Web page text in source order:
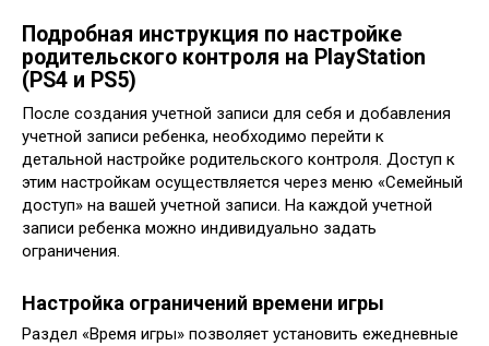
Подробная инструкция по настройке
родительского контроля на PlayStation
(PS4 и PS5)
После создания учетной записи для себя и добавления
учетной записи ребенка, необходимо перейти к
детальной настройке родительского контроля. Доступ к
этим настройкам осуществляется через меню «Семейный
доступ» на вашей учетной записи. На каждой учетной
записи ребенка можно индивидуально задать
ограничения.
Настройка ограничений времени игры
Раздел «Время игры» позволяет установить ежедневные